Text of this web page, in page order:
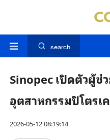
search
Sinopec เปิดตัวผู้ช่
อุตสาหกรรมปิโตร
2026-05-12 08:19:14